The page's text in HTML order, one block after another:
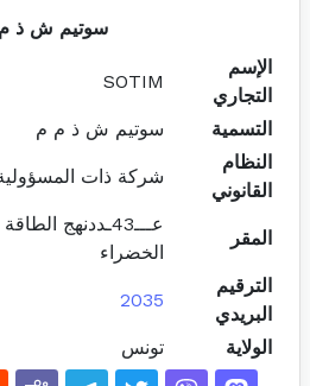
سوتيم ش ذ
الإسم
التجاري
SOTIM
التسمية
سوتيم ش ذ م م
النظام
القانوني
شركة ذات
المقر
الخضراء
الترقيم
البريدي
2035
الولاية تونس